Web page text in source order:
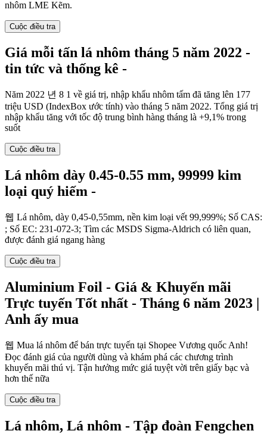
nhôm LME Kẽm.
Cuộc điều tra
Giá mỗi tấn lá nhôm tháng 5 năm 2022 -
tin tức và thống kê -
Năm 2022 년 8 1 về giá trị, nhập khẩu nhôm tấm đã tăng lên 177
triệu USD (IndexBox ước tính) vào tháng 5 năm 2022. Tổng giá trị
nhập khẩu tăng với tốc độ trung bình hàng tháng là +9,1% trong
suốt
Cuộc điều tra
Lá nhôm dày 0.45-0.55 mm, 99999 kim
loại quý hiếm -
웹 Lá nhôm, dày 0,45-0,55mm, nền kim loại vết 99,999%; Số CAS:
; Số EC: 231-072-3; Tìm các MSDS Sigma-Aldrich có liên quan,
được đánh giá ngang hàng
Cuộc điều tra
Aluminium Foil - Giá & Khuyến mãi
Trực tuyến Tốt nhất - Tháng 6 năm 2023 |
Anh ấy mua
웹 Mua lá nhôm để bán trực tuyến tại Shopee Vương quốc Anh!
Đọc đánh giá của người dùng và khám phá các chương trình
khuyến mãi thú vị. Tận hưởng mức giá tuyệt vời trên giấy bạc và
hơn thế nữa
Cuộc điều tra
Lá nhôm, Lá nhôm - Tập đoàn Fengchen